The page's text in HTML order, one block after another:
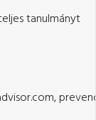
tanulmányt